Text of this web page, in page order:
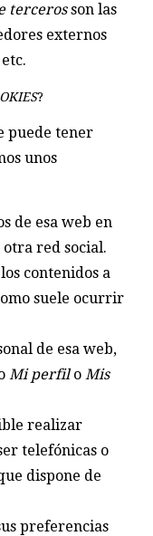
tercerosson las
externos
?
puede tener
unos
de esa web en
red social.
contenidos a
suele ocurrir
de esa web,
Mi perfilo Mis
realizar
telefónicas o
dispone de
preferencias